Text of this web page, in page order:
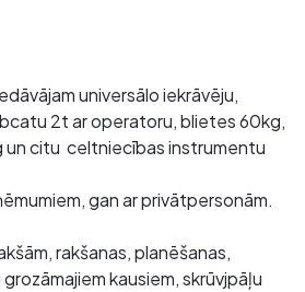
universālo iekrāvēju,
2t ar operatoru, blietes 60kg,
un citu celtniecības instrumentu
gan ar privātpersonām.
rakšanas, planēšanas,
kausiem, skrūvjpāļu